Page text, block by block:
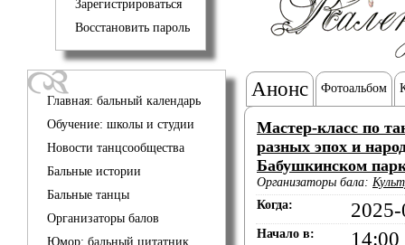
Зарегистрироваться
Восстановить пароль
Главная: бальный календарь
Обучение: школы и студии
Новости танцсообщества
Бальные истории
Бальные танцы
Организаторы балов
Юмор: бальный цитатник
Анонс Фотоальбом
Мастер-класс по
разных эпох и
Бабушкинском
Организаторы бала:
Когда:
Начало в: 14:00